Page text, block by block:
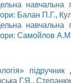
навчальна
Балан П.Г.,
навчальна
Самойлов
Г.Я.,